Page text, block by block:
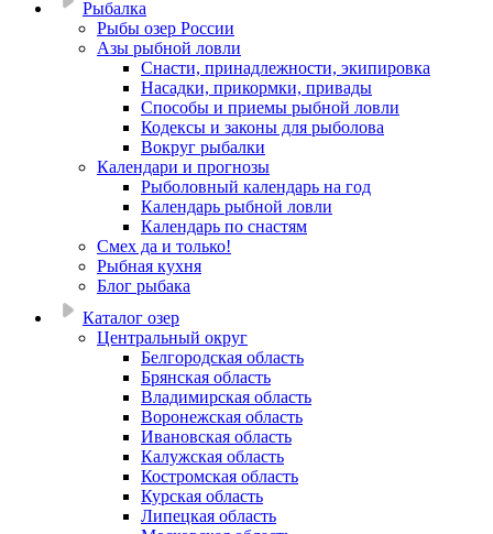
Рыбалка
Рыбы озер России
Азы рыбной ловли
Снасти, принадлежности, экипировка
Насадки, прикормки, привады
Способы и приемы рыбной ловли
Кодексы и законы для рыболова
Вокруг рыбалки
Календари и прогнозы
Рыболовный календарь на год
Календарь рыбной ловли
Календарь по снастям
Смех да и только!
Рыбная кухня
Блог рыбака
Каталог озер
Центральный округ
Белгородская область
Брянская область
Владимирская область
Воронежская область
Ивановская область
Калужская область
Костромская область
Курская область
Липецкая область